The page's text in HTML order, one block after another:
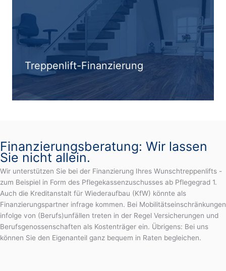
Treppenlift-Finanzierung
Finanzierungsberatung: Wir lassen
Sie nicht allein.
Wir unterstützen Sie bei der Finanzierung Ihres Wunschtreppenlifts -
zum Beispiel in Form des Pflegekassenzuschusses ab Pflegegrad 1.
Auch die Kreditanstalt für Wiederaufbau (KfW) könnte als
Finanzierungspartner infrage kommen. Bei Mobilitätseinschränkungen
infolge von (Berufs)unfällen treten in der Regel Versicherungen und
Berufsgenossenschaften als Kostenträger ein. Übrigens: Bei uns
können Sie den Eigenanteil ganz bequem in Raten begleichen.